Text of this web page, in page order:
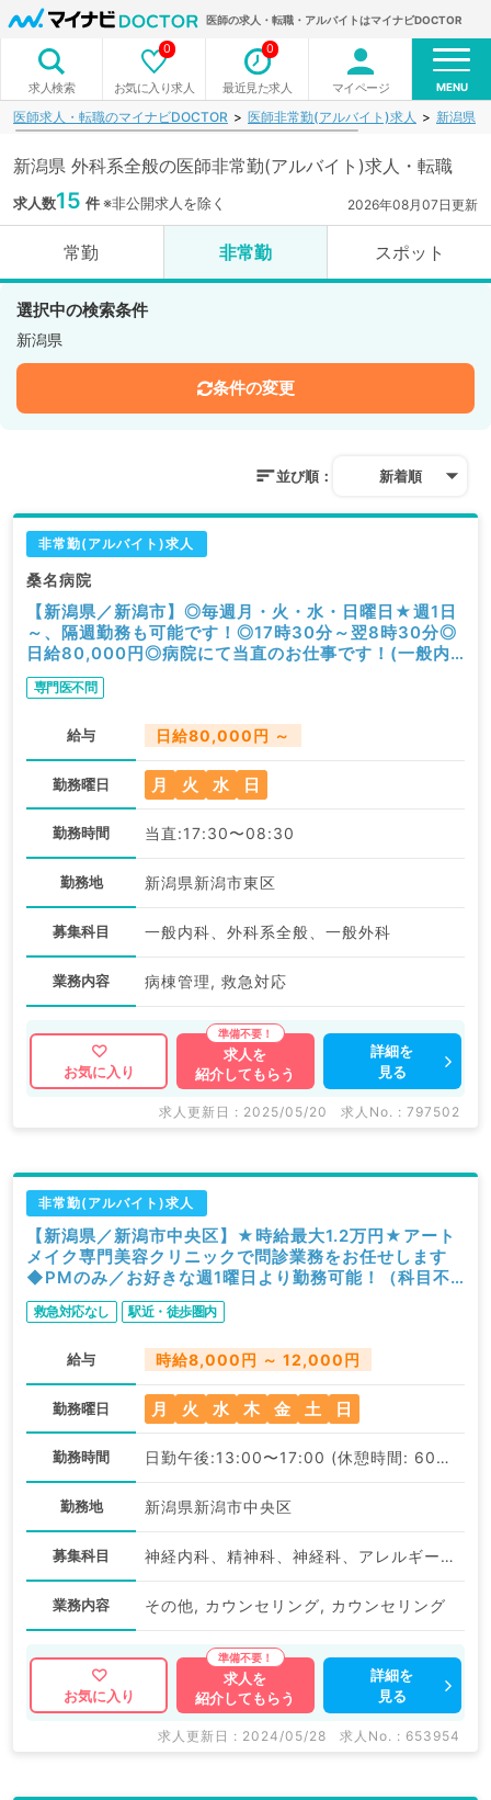
医師の求人・転職・アルバイトはマイナビDOCTOR
求人検索 お気に入り求人
0
最近見た求人
0
マイページ MENU
医師求人・転職のマイナビDOCTOR 医師非常勤(アルバイト)求人 新潟県
新潟県 外科系全般の医師非常勤(アルバイト)求人・転職
求人数15 件※非公開求人を除く 2026年08月07日更新
常勤 非常勤 スポット
選択中の検索条件
新潟県
条件の変更
並び順： 新着順
非常勤(アルバイト)求人
桑名病院
【新潟県／新潟市】◎毎週月・火・水・日曜日★週1日
～、隔週勤務も可能です！◎17時30分～翌8時30分◎
日給80,000円◎病院にて当直のお仕事です！(一般内
科、一般外科／非常勤)
専門医不問
給与 日給80,000円 ～
勤務曜日 月 火 水 日
勤務時間 当直:17:30〜08:30
勤務地 新潟県新潟市東区
募集科目 一般内科、外科系全般、一般外科
業務内容 病棟管理, 救急対応
お気に入り
求人を
紹介してもらう
詳細を
見る
求人更新日 : 2025/05/20 求人No. : 797502
非常勤(アルバイト)求人
【新潟県／新潟市中央区】★時給最大1.2万円★アート
メイク専門美容クリニックで問診業務をお任せします
◆PMのみ／お好きな週1曜日より勤務可能！（科目不
問／非常勤）
救急対応なし 駅近・徒歩圏内
給与 時給8,000円 ～ 12,000円
勤務曜日 月 火 水 木 金 土 日
勤務時間 日勤午後:13:00〜17:00 (休憩時間: 60分)
勤務地 新潟県新潟市中央区
募集科目 神経内科、精神科、神経科、アレルギー科、リウマチ科、小児科、整形外科、形成外科、美容外科、脳神経外科、呼吸器外科、心臓血管外科、小児外科、皮膚科、泌尿器科、産婦人科、産科、婦人科、眼科、耳鼻咽喉科、気管食道科、放射線科、リハビリテーション科、麻酔科、ペインクリニック、人工透析科、緩和ケア科、一般内科、循環器内科、消化器内科、内分泌・代謝内科、腎臓内科、老年内科、外科系全般、一般外科、消化器外科、乳腺外科、総合診療科、美容皮膚科、健診・人間ドック、救急科・ＩＣＵ、病理科、基礎医学系、膠原病科、スポーツ整形外科、大腸・肛門外科、その他、脊髄・脊椎外科、科目不問
業務内容 その他, カウンセリング, カウンセリング
お気に入り
求人を
紹介してもらう
詳細を
見る
求人更新日 : 2024/05/28 求人No. : 653954